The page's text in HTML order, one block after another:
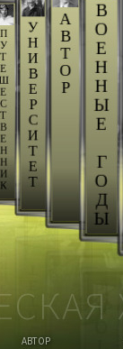
В
О
Е
Н
Н
Ы
Е
Г
О
Д
Ы
А
В
Т
О
Р
У
Н
И
В
Е
Р
С
И
Т
Е
Т
П
У
Т
Е
Ш
Е
С
Т
В
Е
Н
Н
И
К
АВТОР